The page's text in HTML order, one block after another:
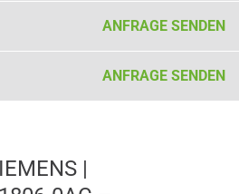
ANFRAGE SENDEN
ANFRAGE SENDEN
|